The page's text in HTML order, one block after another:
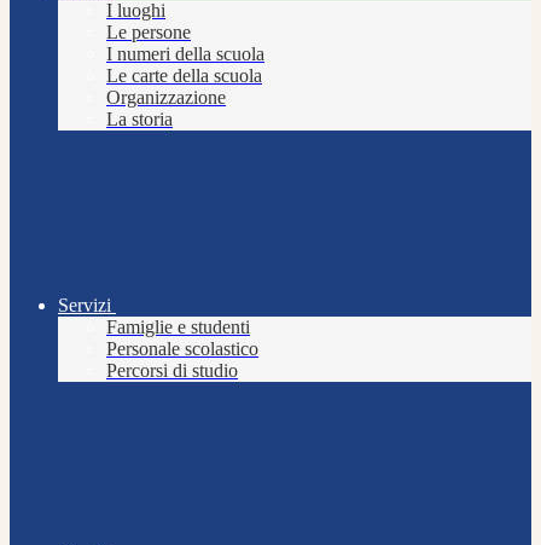
I luoghi
Le persone
I numeri della scuola
Le carte della scuola
Organizzazione
La storia
Servizi
Famiglie e studenti
Personale scolastico
Percorsi di studio